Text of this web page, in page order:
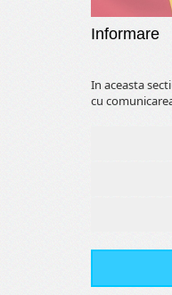
Informare
In aceasta
cu